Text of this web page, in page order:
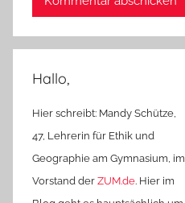
Hallo,
Hier schreibt: Mandy Schütze,
47, Lehrerin für Ethik und
Geographie am Gymnasium, im
Vorstand der ZUM.de. Hier im